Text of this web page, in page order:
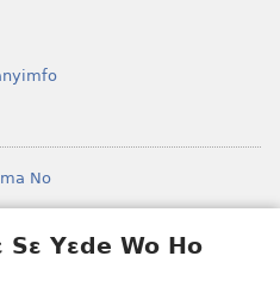
Sɛ Yɛde Wo Ho
No